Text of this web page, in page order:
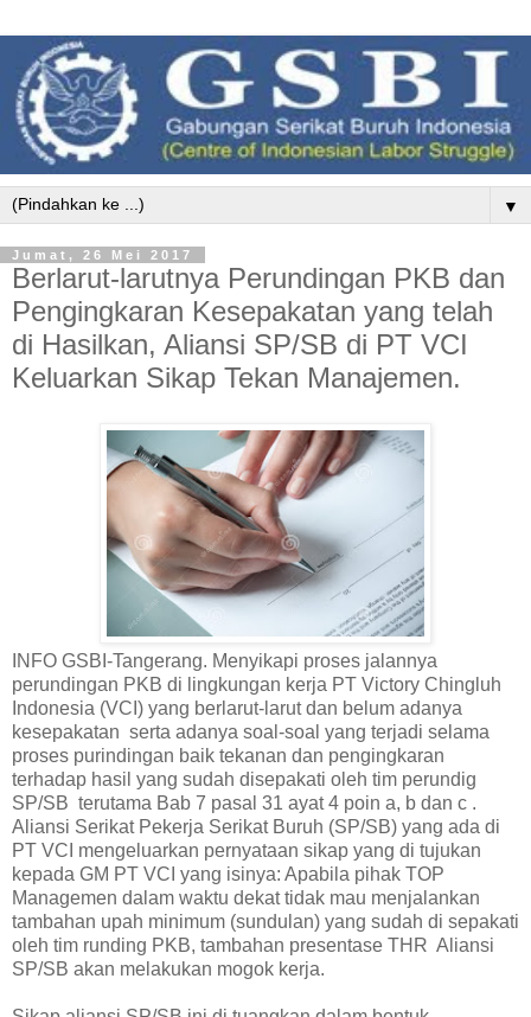
▼
Jumat, 26 Mei 2017
Berlarut-larutnya Perundingan PKB dan
Pengingkaran Kesepakatan yang telah
di Hasilkan, Aliansi SP/SB di PT VCI
Keluarkan Sikap Tekan Manajemen.
INFO GSBI-Tangerang. Menyikapi proses jalannya
perundingan PKB di lingkungan kerja PT Victory Chingluh
Indonesia (VCI) yang berlarut-larut dan belum adanya
kesepakatan serta adanya soal-soal yang terjadi selama
proses purindingan baik tekanan dan pengingkaran
terhadap hasil yang sudah disepakati oleh tim perundig
SP/SB terutama Bab 7 pasal 31 ayat 4 poin a, b dan c .
Aliansi Serikat Pekerja Serikat Buruh (SP/SB) yang ada di
PT VCI mengeluarkan pernyataan sikap yang di tujukan
kepada GM PT VCI yang isinya: Apabila pihak TOP
Managemen dalam waktu dekat tidak mau menjalankan
tambahan upah minimum (sundulan) yang sudah di sepakati
oleh tim runding PKB, tambahan presentase THR Aliansi
SP/SB akan melakukan mogok kerja.